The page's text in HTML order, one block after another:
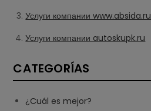
Услуги компании www.absida.ru
Услуги компании autoskupk.ru
CATEGORÍAS
¿Cuál es mejor?